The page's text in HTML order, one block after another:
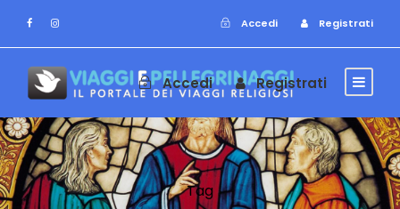
Accedi Registrati
Accedi Registrati
Tag